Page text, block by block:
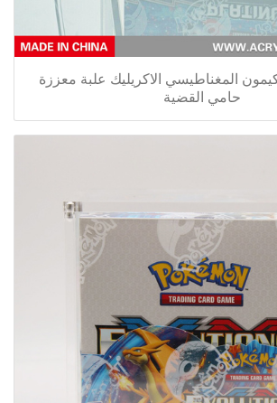
المغناطيسي الاكريليك علبة معززة
حامي القضية